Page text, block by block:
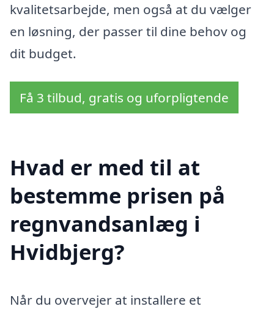
kvalitetsarbejde, men også at du vælger
en løsning, der passer til dine behov og
dit budget.
Få 3 tilbud, gratis og uforpligtende
Hvad er med til at
bestemme prisen på
regnvandsanlæg i
Hvidbjerg?
Når du overvejer at installere et